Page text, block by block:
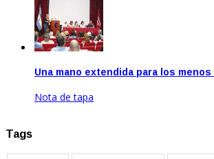
Una mano extendida para los
Nota de tapa
Tags